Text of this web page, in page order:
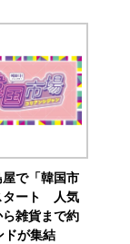
で「韓国市
タート 人気
雑貨まで約
ドが集結